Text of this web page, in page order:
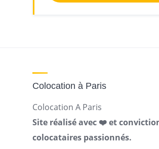
Colocation à Paris
Colocation A Paris
Site réalisé avec ❤️ et
colocataires passionnés.